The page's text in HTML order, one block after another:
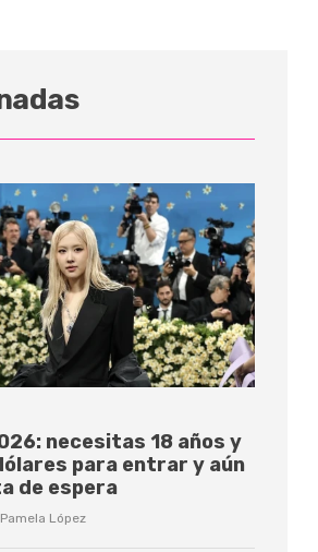
necesitas 18 años y
para entrar y aún
de espera
Pamela López